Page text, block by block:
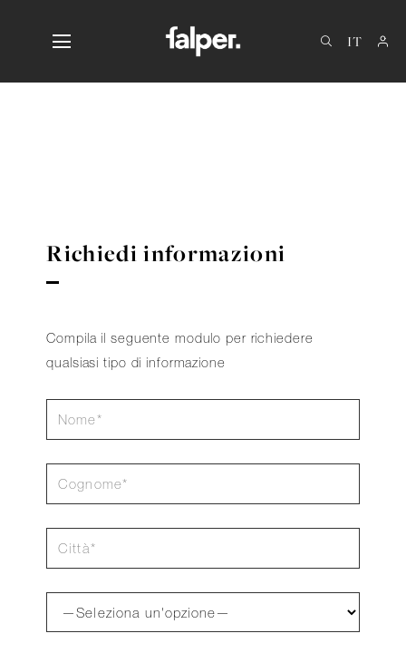
Richiedi informazioni
Compila il seguente modulo per richiedere
qualsiasi tipo di informazione